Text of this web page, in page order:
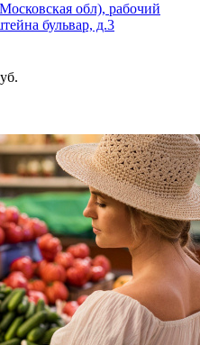
обл), рабочий
бульвар, д.3